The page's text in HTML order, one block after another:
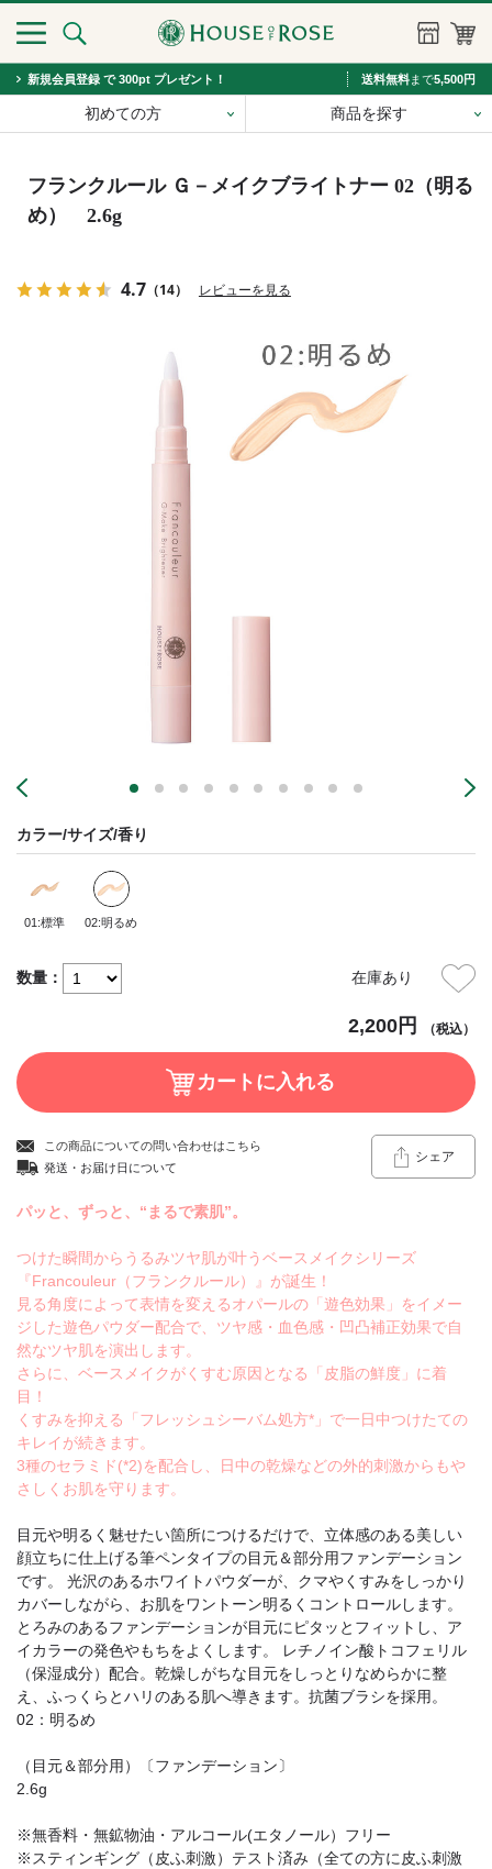
新規会員登録 で 300pt プレゼント！ 送料無料まで5,500円
初めての方 商品を探す
フランクルール Ｇ－メイクブライトナー 02（明る
め） 2.6g
4.7（14） レビューを見る
2,200円 （税込）
数量： 在庫あり
カラー/サイズ/香り
01:標準 02:明るめ
この商品についての問い合わせはこちら
発送・お届け日について
シェア
パッと、ずっと、“まるで素肌”。
つけた瞬間からうるみツヤ肌が叶うベースメイクシリーズ
『Francouleur（フランクルール）』が誕生！
見る角度によって表情を変えるオパールの「遊色効果」をイメー
ジした遊色パウダー配合で、ツヤ感・血色感・凹凸補正効果で自
然なツヤ肌を演出します。
さらに、ベースメイクがくすむ原因となる「皮脂の鮮度」に着
目！
くすみを抑える「フレッシュシーバム処方*」で一日中つけたての
キレイが続きます。
3種のセラミド(*2)を配合し、日中の乾燥などの外的刺激からもや
さしくお肌を守ります。
目元や明るく魅せたい箇所につけるだけで、立体感のある美しい
顔立ちに仕上げる筆ペンタイプの目元＆部分用ファンデーション
です。 光沢のあるホワイトパウダーが、クマやくすみをしっかり
カバーしながら、お肌をワントーン明るくコントロールします。
とろみのあるファンデーションが目元にピタッとフィットし、ア
イカラーの発色やもちをよくします。 レチノイン酸トコフェリル
（保湿成分）配合。乾燥しがちな目元をしっとりなめらかに整
え、ふっくらとハリのある肌へ導きます。抗菌ブラシを採用。
02：明るめ
（目元＆部分用）〔ファンデーション〕
2.6g
※無香料・無鉱物油・アルコール(エタノール）フリー
※スティンギング（皮ふ刺激）テスト済み（全ての方に皮ふ刺激